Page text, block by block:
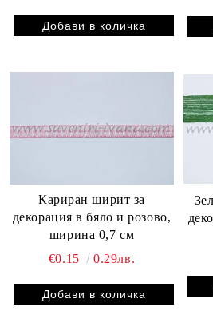
Кариран ширит за
декорация в бяло и розово,
ширина 0,7 см
€0.15
0.29лв.